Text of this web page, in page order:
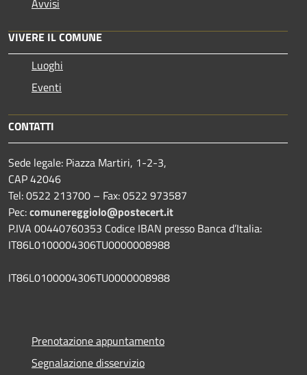
VIVERE IL COMUNE
Luoghi
Eventi
CONTATTI
Sede legale: Piazza Martiri, 1-2-3,
CAP 42046
Tel: 0522 213700 – Fax: 0522 973587
Pec:comunereggiolo@postecert.it
P.IVA 00440760353 Codice IBAN presso Banca d’Italia:
IT86L0100004306TU0000008988
IT86L0100004306TU0000008988
Prenotazione appuntamento
Segnalazione disservizio